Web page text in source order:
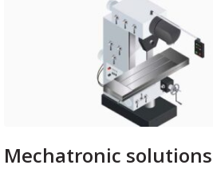
Mechatronic solutions